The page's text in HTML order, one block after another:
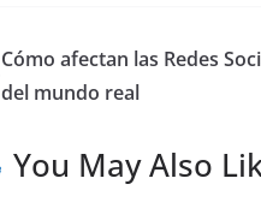
Cómo afectan las Redes
del mundo real
You May Also